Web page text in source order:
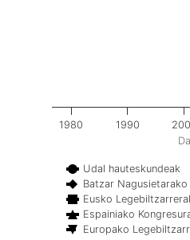
Udal hauteskundeak
Batzar Nagusietarako
Eusko
Espainiako
Europako
1980 1990